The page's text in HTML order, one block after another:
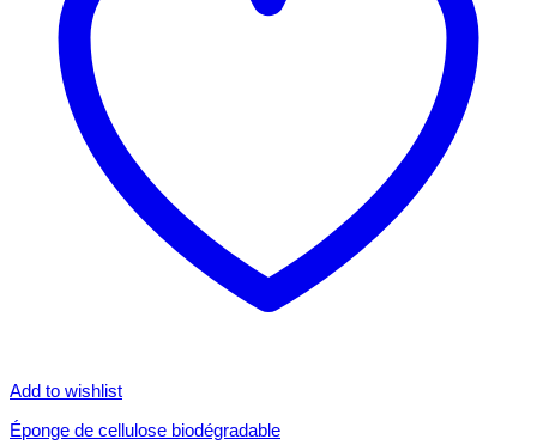
Add to wishlist
Éponge de cellulose biodégradable